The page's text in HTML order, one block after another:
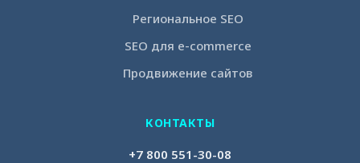
Региональное SEO
SEO для e-commerce
Продвижение сайтов
КОНТАКТЫ
+7 800 551-30-08